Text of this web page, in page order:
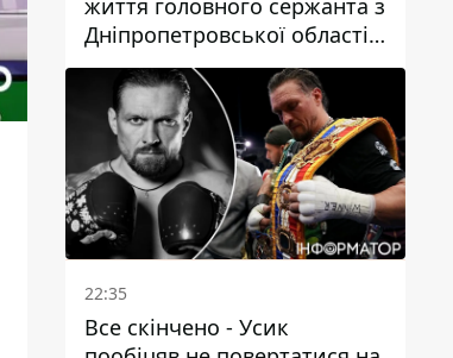
життя головного сержанта з
Дніпропетровської області
Юрія Свистуна
22:35
Все скінчено - Усик